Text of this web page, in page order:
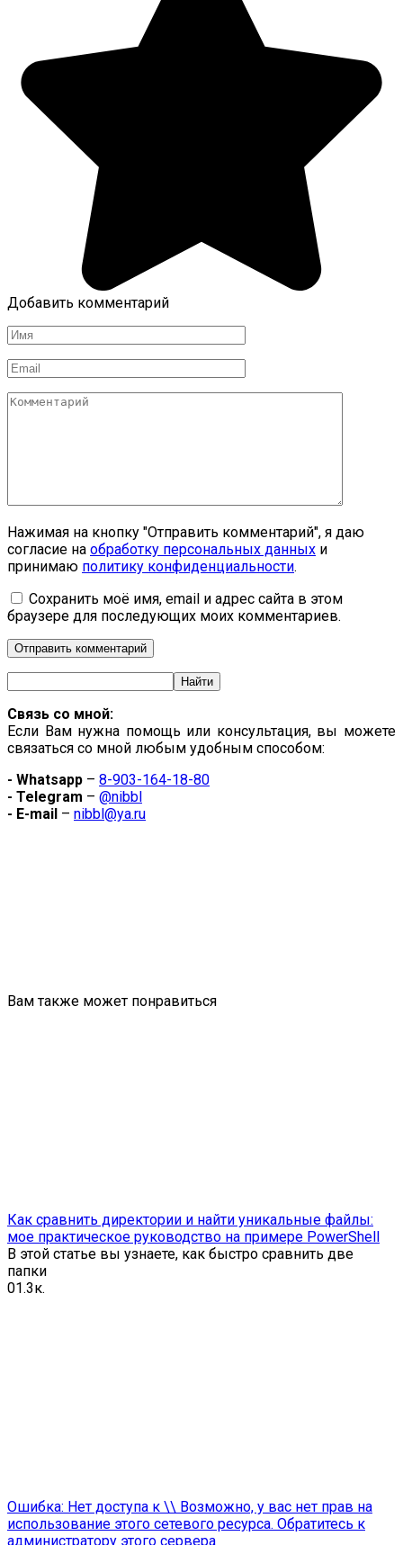
Добавить комментарий
Имя
*
Email
*
Комментарий
Нажимая на кнопку "Отправить комментарий", я даю
согласие на обработку персональных данных и
принимаю политику конфиденциальности.
Сохранить моё имя, email и адрес сайта в этом
браузере для последующих моих комментариев.
Связь со мной:
Если Вам нужна помощь или консультация, вы можете
связаться со мной любым удобным способом:
- Whatsapp – 8-903-164-18-80
- Telegram – @nibbl
- E-mail – nibbl@ya.ru
Вам также может понравиться
Как сравнить директории и найти уникальные файлы:
мое практическое руководство на примере PowerShell
В этой статье вы узнаете, как быстро сравнить две
папки
01.3к.
Ошибка: Нет доступа к \\ Возможно, у вас нет прав на
использование этого сетевого ресурса. Обратитесь к
администратору этого сервера